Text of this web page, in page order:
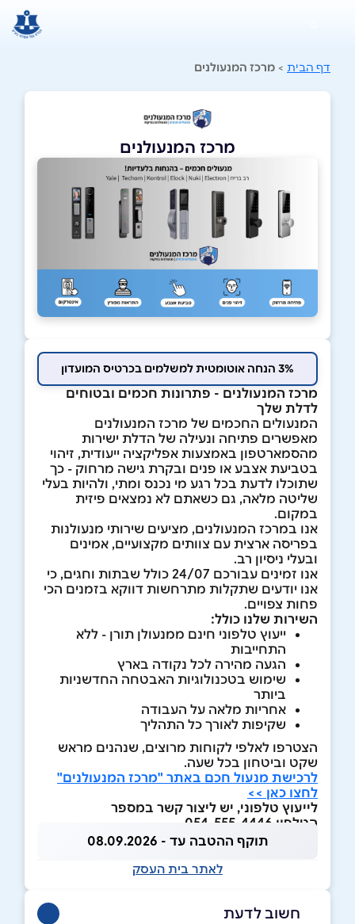
דף הבית > מרכז המנעולנים
מרכז המנעולנים
3% הנחה אוטומטית למשלמים בכרטיס המועדון
מרכז המנעולנים - פתרונות חכמים ובטוחים
לדלת שלך
המנעולים החכמים של מרכז המנעולנים
מאפשרים פתיחה ונעילה של הדלת ישירות
מהסמארטפון באמצעות אפליקציה ייעודית, זיהוי
בטביעת אצבע או פנים ובקרת גישה מרחוק - כך
שתוכלו לדעת בכל רגע מי נכנס ומתי, ולהיות בעלי
שליטה מלאה, גם כשאתם לא נמצאים פיזית
במקום.
אנו במרכז המנעולנים, מציעים שירותי מנעולנות
בפריסה ארצית עם צוותים מקצועיים, אמינים
ובעלי ניסיון רב.
אנו זמינים עבורכם 24/07 כולל שבתות וחגים, כי
אנו יודעים שתקלות מתרחשות דווקא בזמנים הכי
פחות צפויים.
השירות שלנו כולל:
ייעוץ טלפוני חינם ממנעולן תורן - ללא
התחייבות
הגעה מהירה לכל נקודה בארץ
שימוש בטכנולוגיות האבטחה החדשניות
ביותר
אחריות מלאה על העבודה
שקיפות לאורך כל התהליך
הצטרפו לאלפי לקוחות מרוצים, שנהנים מראש
שקט וביטחון בכל שעה.
לרכישת מנעול חכם באתר "מרכז המנעולנים"
לחצו כאן >>
לייעוץ טלפוני, יש ליצור קשר במספר
הטלפון 054-555-4446
תוקף ההטבה עד - 08.09.2026
לאתר בית העסק
חשוב לדעת